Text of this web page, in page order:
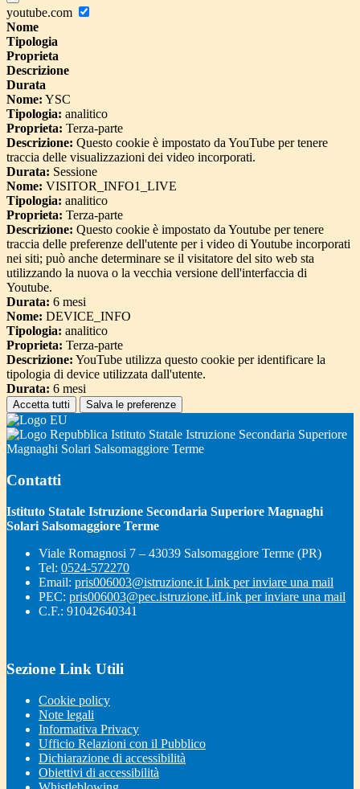
youtube.com
Nome
Tipologia
Proprieta
Descrizione
Durata
Nome: YSC
Tipologia: analitico
Proprieta: Terza-parte
Descrizione: Questo cookie è impostato da YouTube per tenere
traccia delle visualizzazioni dei video incorporati.
Durata: Sessione
Nome: VISITOR_INFO1_LIVE
Tipologia: analitico
Proprieta: Terza-parte
Descrizione: Questo cookie è impostato da Youtube per tenere
traccia delle preferenze dell'utente per i video di Youtube incorporati
nei siti; può anche determinare se il visitatore del sito web sta
utilizzando la nuova o la vecchia versione dell'interfaccia di
Youtube.
Durata: 6 mesi
Nome: DEVICE_INFO
Tipologia: analitico
Proprieta: Terza-parte
Descrizione: YouTube utilizza questo cookie per identificare la
tipologia di device utilizzata dall'utente.
Durata: 6 mesi
Accetta tutti Salva le preferenze
Istituto Statale Istruzione Secondaria Superiore
Magnaghi Solari Salsomaggiore Terme
Contatti
Istituto Statale Istruzione Secondaria Superiore Magnaghi
Solari Salsomaggiore Terme
Viale Romagnosi 7 – 43039 Salsomaggiore Terme (PR)
Tel: 0524-572270
Email: pris006003@istruzione.it Link per inviare una mail
PEC: pris006003@pec.istruzione.itLink per inviare una mail
C.F.: 91042640341
Sezione Link Utili
Cookie policy
Note legali
Informativa Privacy
Ufficio Relazioni con il Pubblico
Dichiarazione di accessibilità
Obiettivi di accessibilità